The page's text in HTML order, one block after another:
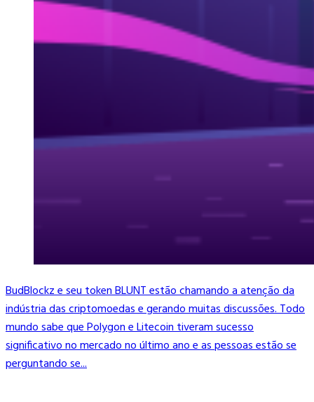
BudBlockz e seu token BLUNT estão chamando a atenção da
indústria das criptomoedas e gerando muitas discussões. Todo
mundo sabe que Polygon e Litecoin tiveram sucesso
significativo no mercado no último ano e as pessoas estão se
perguntando se...